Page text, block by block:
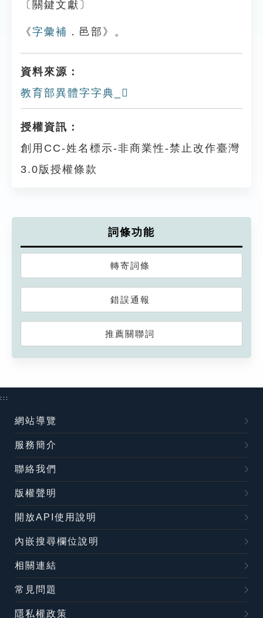
〔關鍵文獻〕
《字彙補 ．邑部》。
資料來源：
教育部異體字字典_𨞸
授權資訊：
創用CC-姓名標示-非商業性-禁止改作臺灣
3.0版授權條款
詞條功能
轉寄詞條
錯誤通報
推薦關聯詞
:::
網站導覽
服務簡介
聯絡我們
版權聲明
開放API使用說明
內嵌搜尋欄位說明
相關連結
常見問題
隱私權政策